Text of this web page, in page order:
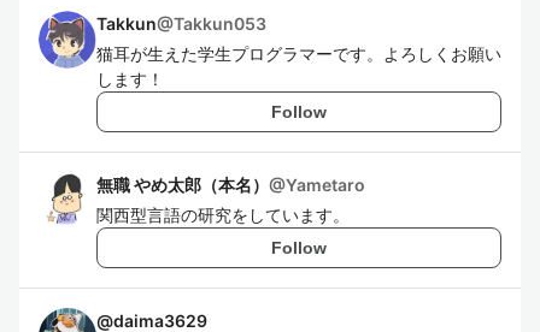
Takkun@Takkun053
猫耳が生えた学生プログラマーです。よろしくお願い
します！
Follow
無職 やめ太郎（本名） @Yametaro
関西型言語の研究をしています。
Follow
@daima3629